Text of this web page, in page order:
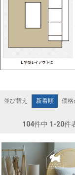
並び替え 新着順 価格
104件中 1 -20件